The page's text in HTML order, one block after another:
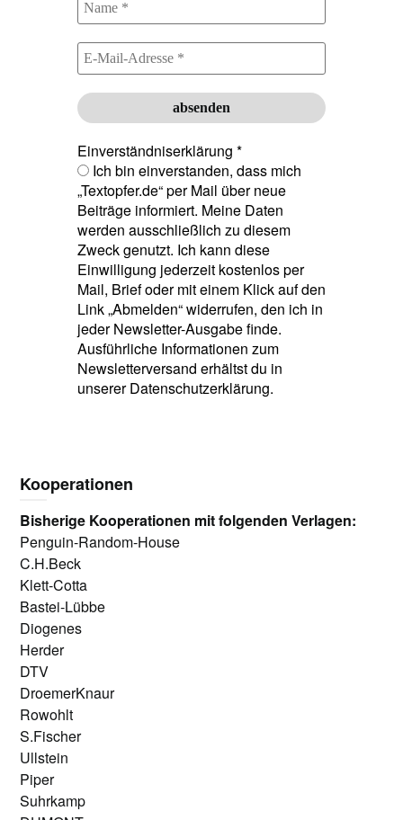
Einverständniserklärung *
Ich bin einverstanden, dass mich
„Textopfer.de“ per Mail über neue
Beiträge informiert. Meine Daten
werden ausschließlich zu diesem
Zweck genutzt. Ich kann diese
Einwilligung jederzeit kostenlos per
Mail, Brief oder mit einem Klick auf den
Link „Abmelden“ widerrufen, den ich in
jeder Newsletter-Ausgabe finde.
Ausführliche Informationen zum
Newsletterversand erhältst du in
unserer Datenschutzerklärung.
Kooperationen
Bisherige Kooperationen mit folgenden Verlagen:
Penguin-Random-House
C.H.Beck
Klett-Cotta
Bastei-Lübbe
Diogenes
Herder
DTV
DroemerKnaur
Rowohlt
S.Fischer
Ullstein
Piper
Suhrkamp